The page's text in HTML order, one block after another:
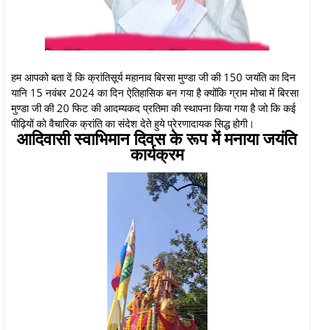
हम आपको बता दें कि क्रांतिसूर्य महानाव बिरसा मुण्डा जी की 150 जयंति का दिन
यानि 15 नवंबर 2024 का दिन ऐतिहासिक बन गया है क्योंकि ग्राम मोचा में बिरसा
मुण्डा जी की 20 फिट की आदम्यकद प्रतिमा की स्थापना किया गया है जो कि कई
पीढ़ियों को वैचारिक क्रांति का संदेश देते हुये प्रेरणादायक सिद्ध होगी।
आदिवासी स्वाभिमान दिवस के रूप में मनाया जयंति
कार्यक्रम